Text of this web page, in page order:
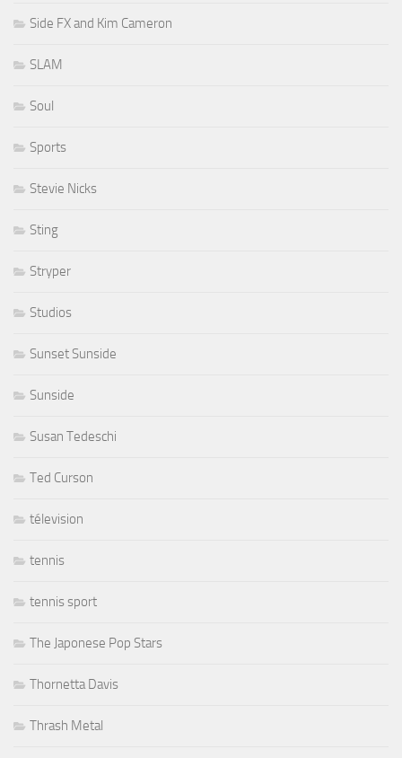
Side FX and Kim Cameron
SLAM
Soul
Sports
Stevie Nicks
Sting
Stryper
Studios
Sunset Sunside
Sunside
Susan Tedeschi
Ted Curson
télevision
tennis
tennis sport
The Japonese Pop Stars
Thornetta Davis
Thrash Metal